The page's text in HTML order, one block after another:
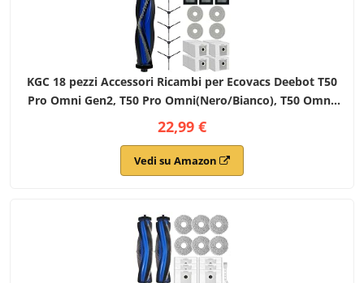
KGC 18 pezzi Accessori Ricambi per Ecovacs Deebot T50
Pro Omni Gen2, T50 Pro Omni(Nero/Bianco), T50 Omni,
T50 Omni Gen2, 1 Spazzola Principale, 4 Sacchetti, 4
Panni, 3 Filtri, 6 Spazzole Laterali
22,99 €
Vedi su Amazon